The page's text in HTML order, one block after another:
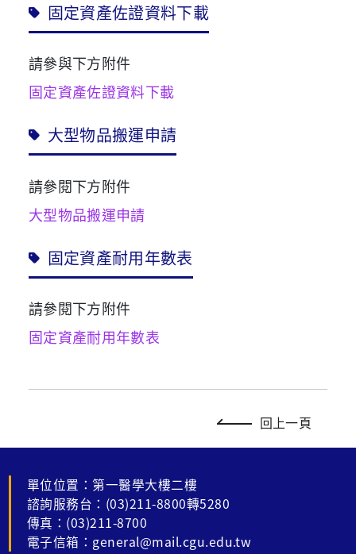
固定資產佐證資料下載
請參與下方附件
固定資產佐證資料下載
大型物品搬運申請
請參閱下方附件
大型物品搬運申請
固定資產耐用年數表
請參閱下方附件
固定資產耐用年數表
回上一頁
單位位置：第一醫學大樓二樓
諮詢服務台：(03)211-8800轉5280
傳真：(03)211-8700
電子信箱：general@mail.cgu.edu.tw